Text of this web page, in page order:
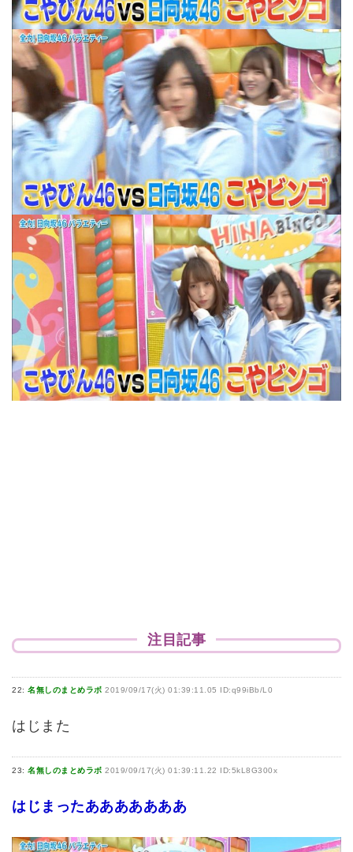
注目記事
22: 名無しのまとめラボ 2019/09/17(火) 01:39:11.05 ID:q99iBb/L0
はじまた
23: 名無しのまとめラボ 2019/09/17(火) 01:39:11.22 ID:5kL8G300x
はじまったあああああああ